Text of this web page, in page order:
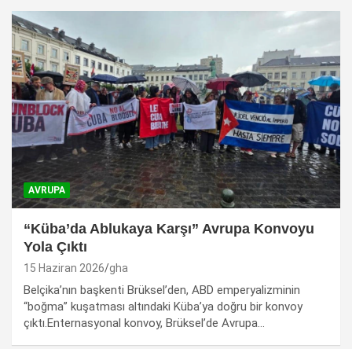
AVRUPA
“Küba’da Ablukaya Karşı” Avrupa Konvoyu
Yola Çıktı
15 Haziran 2026 gha
Belçika’nın başkenti Brüksel’den, ABD emperyalizminin
“boğma” kuşatması altındaki Küba’ya doğru bir konvoy
çıktı.Enternasyonal konvoy, Brüksel’de Avrupa…